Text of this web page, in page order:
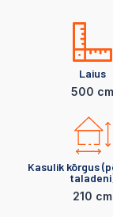
Laius
500 cm
Kasulik kõrgus
210 cm